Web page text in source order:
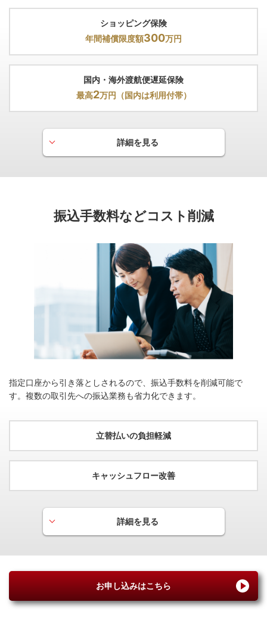
スマートフォンでカンタンにご請求額・ポイント照会等が
※ご利用前に「ビジネス会員用照会者登録申請書」のご提出が必要で
ショッピング保険
年間補償限度額300万円
国内・海外渡航便遅延保険
最高2万円（国内は利用付帯）
海外旅行傷害保険
5,000万円（自動付帯）
海外旅行中の事故、病気やケガの治療費、携行品の破損、盗
国内旅行傷害保険
国内旅行中の事故によるケガの治療費などの損害を幅広く補
※国内でのホテル・航空券のお支払いを事前にカードでご利用いただく
と宿泊中の火災・爆発事故、搭乗中の事故などに適用します。
ショッピング保険
300
万円
カードで購入された品物の破損、盗難などの損害を購入日よ
り90日間補償します。
国内・海外渡航便遅延保険
最高2万円（国内は利用付帯）
遅延などにより、ご負担された費用（食事代金や衣類購入費
用など）を補償いたします。
※国内旅行は航空券などのお支払いを事前にカードでご利用いただいた
場合に適用となります。
詳細を見る
振込手数料などコスト削減
指定口座から引き落としされるので、振込手数料を削減可能で
す。複数の取引先への振込業務も省力化できます。
立替払いの負担軽減
キャッシュフロー改善
立替払いの負担軽減
交通費や仕入れ等の仮払いや従業員による立替払いに関す
詳細を見る
お申し込みはこちら